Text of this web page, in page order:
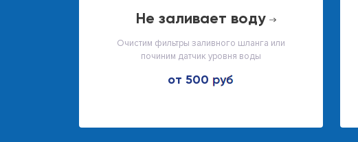
не заливает воду
Очистим фильтры заливного шланга или
починим датчик уровня воды
от 500